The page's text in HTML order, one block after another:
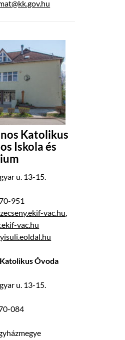
Katolikus
Iskola és
u. 13-15.
951
vac.hu,
vac.hu
Óvoda
u. 13-15.
084